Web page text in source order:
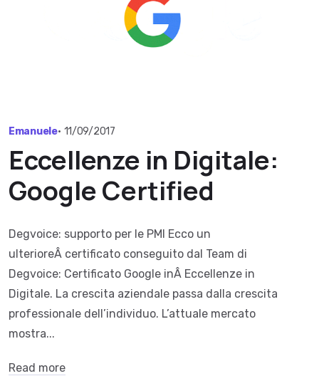
Emanuele• 11/09/2017
Eccellenze in Digitale:
Google Certified
Degvoice: supporto per le PMI Ecco un
ulterioreÂ certificato conseguito dal Team di
Degvoice: Certificato Google inÂ Eccellenze in
Digitale. La crescita aziendale passa dalla crescita
professionale dell’individuo. L’attuale mercato
mostra...
Read more